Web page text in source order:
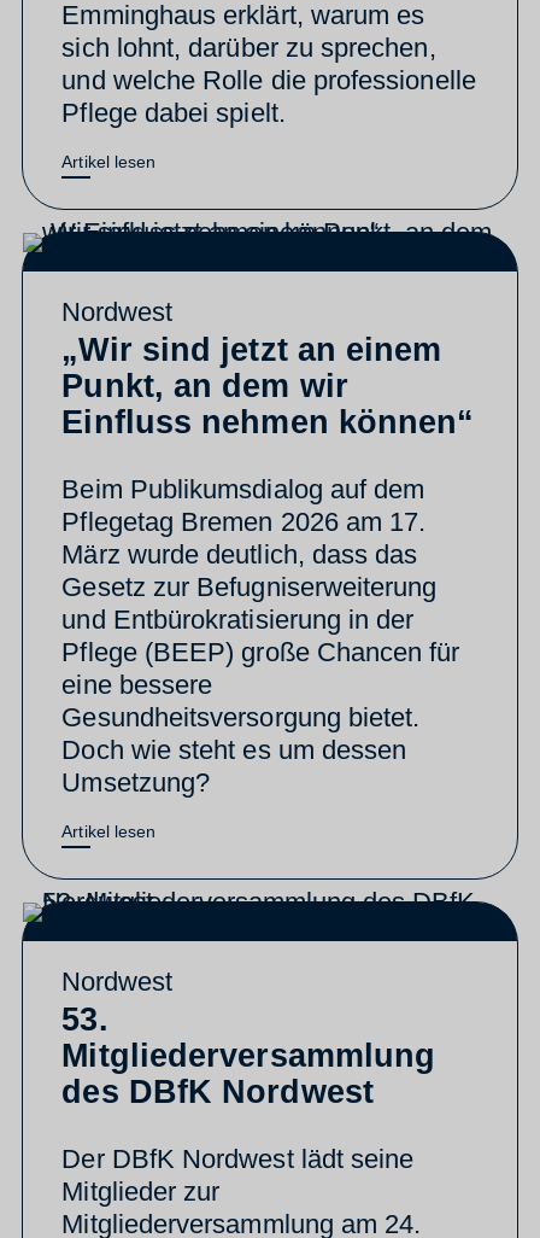
Emminghaus erklärt, warum es
sich lohnt, darüber zu sprechen,
und welche Rolle die professionelle
Pflege dabei spielt.
Artikel lesen
Nordwest
„Wir sind jetzt an einem
Punkt, an dem wir
Einfluss nehmen können“
Beim Publikumsdialog auf dem
Pflegetag Bremen 2026 am 17.
März wurde deutlich, dass das
Gesetz zur Befugniserweiterung
und Entbürokratisierung in der
Pflege (BEEP) große Chancen für
eine bessere
Gesundheitsversorgung bietet.
Doch wie steht es um dessen
Umsetzung?
Artikel lesen
Nordwest
53.
Mitgliederversammlung
des DBfK Nordwest
Der DBfK Nordwest lädt seine
Mitglieder zur
Mitgliederversammlung am 24.